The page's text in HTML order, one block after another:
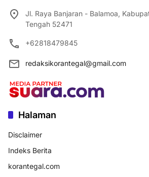
Jl. Raya Banjaran - Balamoa,
Tengah 52471
+62818479845
redaksikorantegal@gmail.com
Halaman
Disclaimer
Indeks Berita
korantegal.com